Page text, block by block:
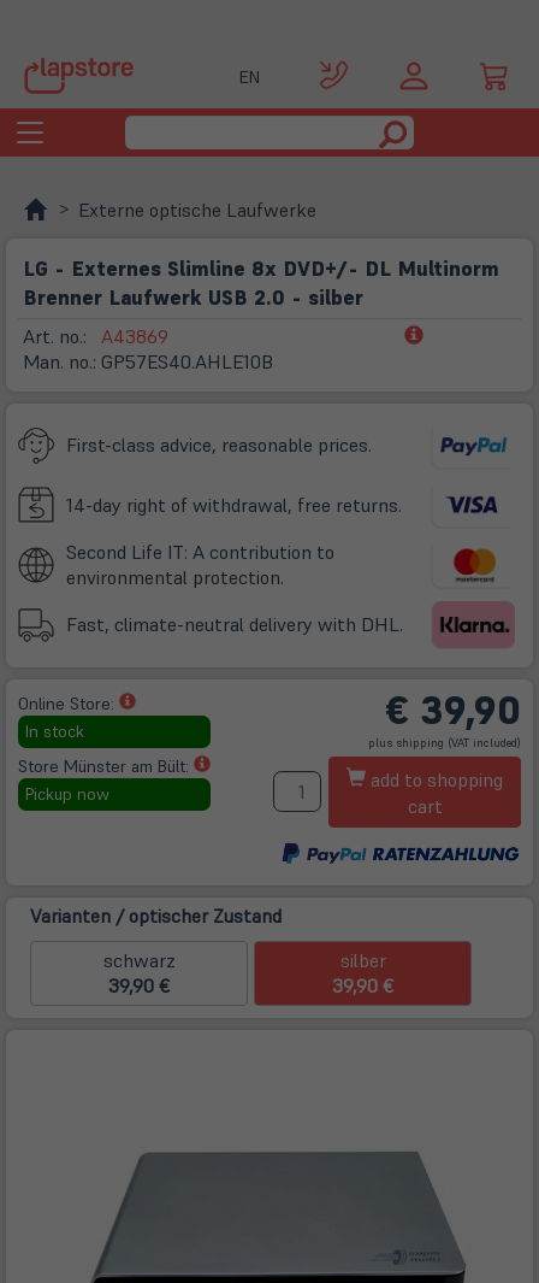
EN
Toggle
navigation
Externe optische Laufwerke
LG - Externes Slimline 8x DVD+/- DL Multinorm
Brenner Laufwerk USB 2.0 - silber
Art. no.:
Man. no.:
A43869
GP57ES40.AHLE10B
(öffnet
First-class advice, reasonable prices.
14-day right of withdrawal, free returns.
Second Life IT: A contribution to
environmental protection.
Fast, climate-neutral delivery with DHL.
Online Store:
(öffnet
neuem
Tab)
In stock
Store Münster am Bült:
(öffnet
in
neuem
Pickup now
€ 39,90
plus shipping
(öffnet
in
neuem
(VAT included)
add to shopping
cart
Varianten / optischer Zustand
schwarz
39,90 €
silber
39,90 €